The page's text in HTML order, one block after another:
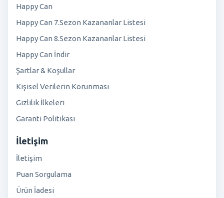
Happy Can
Happy Can 7.Sezon Kazananlar Listesi
Happy Can 8.Sezon Kazananlar Listesi
Happy Can İndir
Şartlar & Koşullar
Kişisel Verilerin Korunması
Gizlilik İlkeleri
Garanti Politikası
İletişim
İletişim
Puan Sorgulama
Ürün İadesi